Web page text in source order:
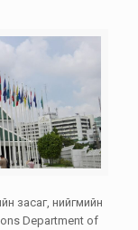
засаг, нийгмийн
Department of